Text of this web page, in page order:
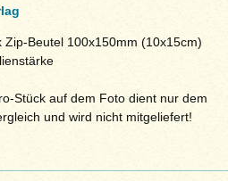
Zip-Beutel 100x150mm (10x15cm)
Stück auf dem Foto dient nur dem
und wird nicht mitgeliefert!